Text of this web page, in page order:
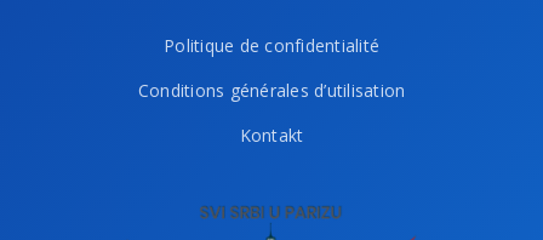
Politique de confidentialité
Conditions générales d’utilisation
Kontakt